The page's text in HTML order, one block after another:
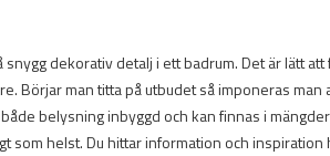
dekorativ detalj i ett badrum. Det är lätt att
Börjar man titta på utbudet så imponeras man
belysning inbyggd och kan finnas i
som helst. Du hittar information och